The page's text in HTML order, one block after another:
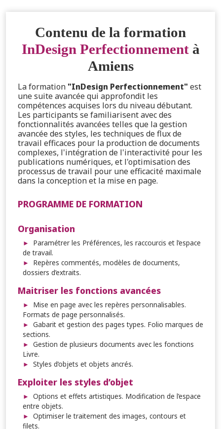
Contenu de la formation
InDesign Perfectionnementà
Amiens
La formation "InDesign Perfectionnement" est
une suite avancée qui approfondit les
compétences acquises lors du niveau débutant.
Les participants se familiarisent avec des
fonctionnalités avancées telles que la gestion
avancée des styles, les techniques de flux de
travail efficaces pour la production de documents
complexes, l'intégration de l'interactivité pour les
publications numériques, et l'optimisation des
processus de travail pour une efficacité maximale
dans la conception et la mise en page.
PROGRAMME DE FORMATION
Organisation
Paramétrer les Préférences, les raccourcis et l’espace
de travail.
Repères commentés, modèles de documents,
dossiers d’extraits.
Maitriser les fonctions avancées
Mise en page avec les repères personnalisables.
Formats de page personnalisés.
Gabarit et gestion des pages types. Folio marques de
sections.
Gestion de plusieurs documents avec les fonctions
Livre.
Styles d’objets et objets ancrés.
Exploiter les styles d’objet
Options et effets artistiques. Modification de l’espace
entre objets.
Optimiser le traitement des images, contours et
filets.